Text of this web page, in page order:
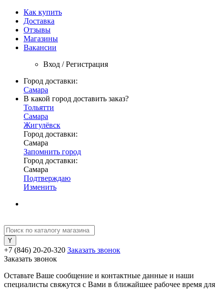
Как купить
Доставка
Отзывы
Магазины
Вакансии
Вход / Регистрация
Город доставки:
Самара
В какой город доставить заказ?
Тольятти
Самара
Жигулёвск
Город доставки:
Самара
Запомнить город
Город доставки:
Самара
Подтверждаю
Изменить
+7 (846) 20-20-320 Заказать звонок
Заказать звонок
Оставьте Ваше сообщение и контактные данные и наши
специалисты свяжутся с Вами в ближайшее рабочее время для